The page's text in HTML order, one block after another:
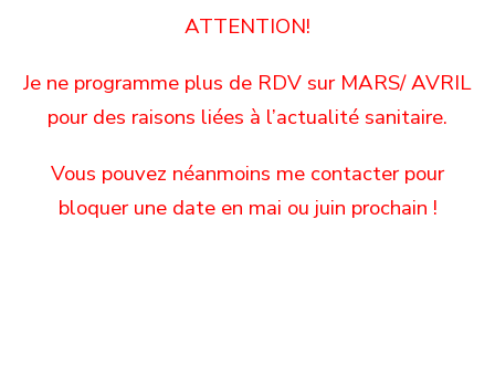
ATTENTION!
Je ne programme plus de RDV sur MARS/ AVRIL
pour des raisons liées à l’actualité sanitaire.
Vous pouvez néanmoins me contacter pour
bloquer une date en mai ou juin prochain !